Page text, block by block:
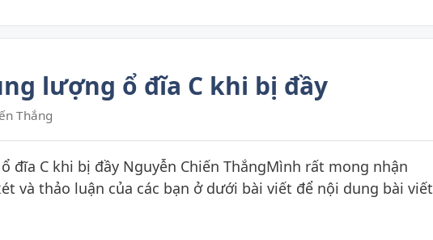
lượng ổ đĩa C khi bị đầy
Thắng
đĩa C khi bị đầy Nguyễn Chiến ThắngMình rất mong nhận
và thảo luận của các bạn ở dưới bài viết để nội dung bài viết